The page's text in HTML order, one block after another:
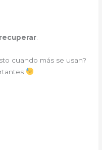
.
cuando más se usan?